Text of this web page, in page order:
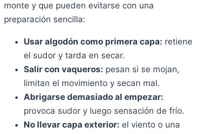
monte y que pueden evitarse con una
preparación sencilla:
Usar algodón como primera capa: retiene
el sudor y tarda en secar.
Salir con vaqueros: pesan si se mojan,
limitan el movimiento y secan mal.
Abrigarse demasiado al empezar:
provoca sudor y luego sensación de frío.
No llevar capa exterior: el viento o una